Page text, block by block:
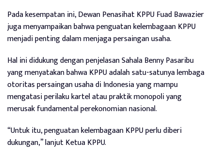
Pada kesempatan ini, Dewan Penasihat KPPU Fuad Bawazier
juga menyampaikan bahwa penguatan kelembagaan KPPU
menjadi penting dalam menjaga persaingan usaha.
Hal ini didukung dengan penjelasan Sahala Benny Pasaribu
yang menyatakan bahwa KPPU adalah satu-satunya lembaga
otoritas persaingan usaha di Indonesia yang mampu
mengatasi perilaku kartel atau praktik monopoli yang
merusak fundamental perekonomian nasional.
“Untuk itu, penguatan kelembagaan KPPU perlu diberi
dukungan,” lanjut Ketua KPPU.